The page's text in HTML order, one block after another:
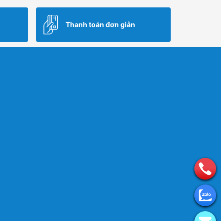
Thanh toán đơn giản